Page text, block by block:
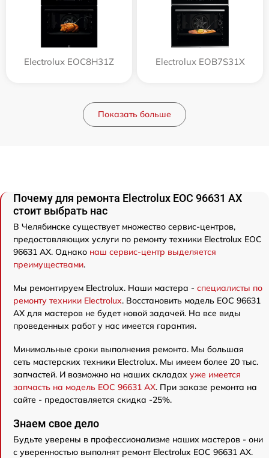
Electrolux EOC8H31Z Electrolux EOB7S31X
Показать больше
Почему для ремонта Electrolux EOC 96631 AX
стоит выбрать нас
В Челябинске существует множество сервис-центров,
предоставляющих услуги по ремонту техники Electrolux EOC
96631 AX. Однако наш сервис-центр выделяется
преимуществами.
Мы ремонтируем Electrolux. Наши мастера - специалисты по
ремонту техники Electrolux. Восстановить модель EOC 96631
AX для мастеров не будет новой задачей. На все виды
проведенных работ у нас имеется гарантия.
Минимальные сроки выполнения ремонта. Мы большая
сеть мастерских техники Electrolux. Мы имеем более 20 тыс.
запчастей. И возможно на наших складах уже имеется
запчасть на модель EOC 96631 AX. При заказе ремонта на
сайте - предоставляется скидка -25%.
Знаем свое дело
Будьте уверены в профессионализме наших мастеров - они
с уверенностью выполнят ремонт Electrolux EOC 96631 AX.